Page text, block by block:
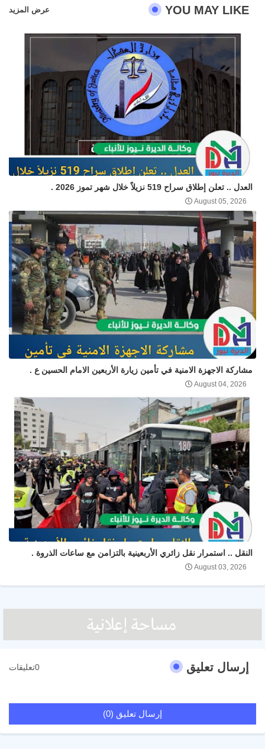
YOU MAY LIKE عرض المزيد
العدل .. تعلن إطلاق سراح 519 نزيلاً خلال شهر تموز 2026 .
August 05, 2026
مشاركة الاجهزة الامنية في تأمين زيارة الأربعين الامام الحسين ع .
August 04, 2026
النقل .. استمرار نقل زائري الأربعينية بالتزامن مع ساعات الذروة .
August 03, 2026
إرسال تعليق 0تعليقات
إرسال تعليق (0)